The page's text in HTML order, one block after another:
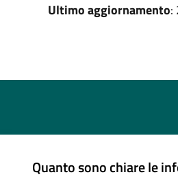
Ultimo aggiornamento:
Quanto sono chiare le